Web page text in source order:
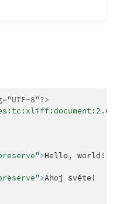
8"?>
>Hello,
>Ahoj